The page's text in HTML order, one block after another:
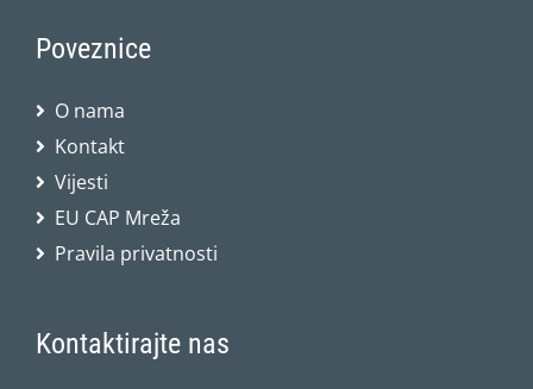
Poveznice
O nama
Kontakt
Vijesti
EU CAP Mreža
Pravila privatnosti
Kontaktirajte nas